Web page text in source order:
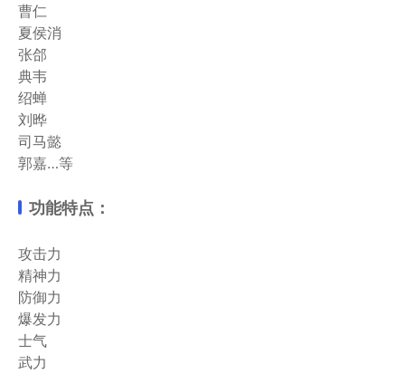
曹仁
夏侯消
张郃
典韦
绍蝉
刘晔
司马懿
郭嘉…等
功能特点：
攻击力
精神力
防御力
爆发力
士气
武力